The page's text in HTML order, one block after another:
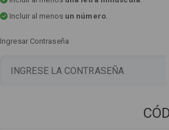
Incluir al menos un número.
Ingresar Contraseña